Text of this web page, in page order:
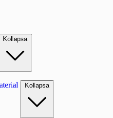
Kollapsa
Kollapsa